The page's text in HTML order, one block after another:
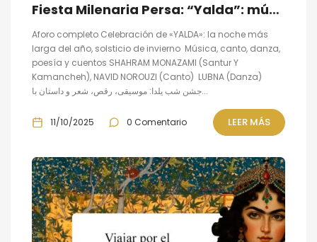
Fiesta Milenaria Persa: “Yalda”: música, danza, canto y pesía
Aforo completo Celebración de «YALDA»: la noche más
larga del año, solsticio de invierno Música, canto, danza,
poesía y cuentos SHAHRAM MONAZAMI (Santur Y
Kamancheh), NAVID NOROUZI (Canto) LUBNA (Danza)
جشن شب یلدا: موسیقی، رقص، شعر و داستان با...
11/10/2025 0 Comentario LEER MÁS